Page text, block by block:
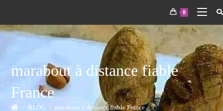
0
marabout à distance fiable
France
> BLOG > marabout à distance fiable France